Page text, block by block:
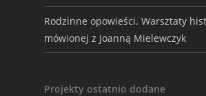
Rodzinne opowieści. Warsztaty
mówionej z Joanną Mielewczyk
Projekty ostatnio dodane